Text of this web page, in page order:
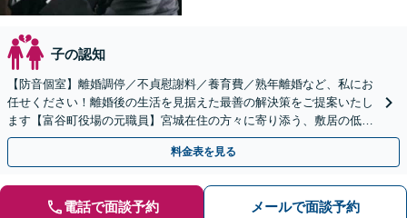
子の認知
【防音個室】離婚調停／不貞慰謝料／養育費／熟年離婚など、私にお
任せください！離婚後の生活を見据えた最善の解決策をご提案いたし
ます【富谷町役場の元職員】宮城在住の方々に寄り添う、敷居の低い
事務所です【LINE・メール予約可】
料金表を見る
電話で面談予約 メールで面談予約